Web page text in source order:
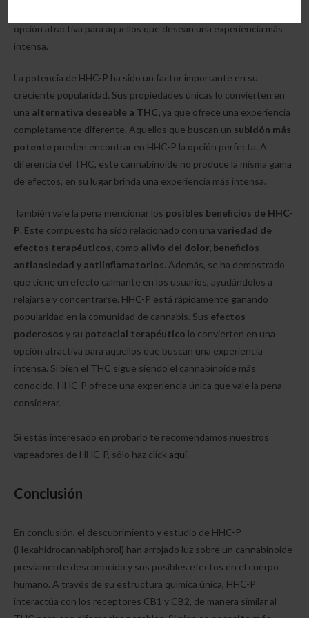
opción atractiva para aquellos que desean una experiencia más
intensa.
La potencia de HHC-P ha sido un factor importante en su
creciente popularidad. Sus propiedades únicas lo convierten en
una alternativa deseable a THC,ya que ofrece una experiencia
completamente diferente. Aquellos que buscan un subidón más
potente pueden encontrar en HHC-P la opción perfecta. A
diferencia del THC, este cannabinoide no produce la misma gama
de efectos, en su lugar brinda una experiencia más intensa.
También vale la pena mencionar los posibles beneficios de HHC-
P. Este compuesto ha sido relacionado con una variedad de
efectos terapéuticos, como alivio del dolor, beneficios
antiansiedad y antiinflamatorios. Además, se ha demostrado
que tiene un efecto calmante en los usuarios, ayudándolos a
relajarse y concentrarse. HHC-P está rápidamente ganando
popularidad en la comunidad de cannabis. Sus efectos
poderosos y su potencial terapéutico lo convierten en una
opción atractiva para aquellos que buscan una experiencia
intensa. Si bien el THC sigue siendo el cannabinoide más
conocido, HHC-P ofrece una experiencia única que vale la pena
considerar.
Si estás interesado en probarlo te recomendamos nuestros
vapeadores de HHC-P, sólo haz click aquí.
Conclusión
En conclusión, el descubrimiento y estudio de HHC-P
(Hexahidrocannabiphorol) han arrojado luz sobre un cannabinoide
previamente desconocido y sus posibles efectos en el cuerpo
humano. A través de su estructura química única, HHC-P
interactúa con los receptores CB1 y CB2, de manera similar al